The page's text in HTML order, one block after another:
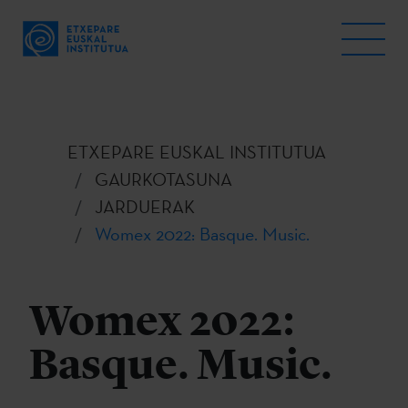
ETXEPARE EUSKAL INSTITUTUA
GAURKOTASUNA
JARDUERAK
Womex 2022: Basque. Music.
Womex 2022:
Basque. Music.